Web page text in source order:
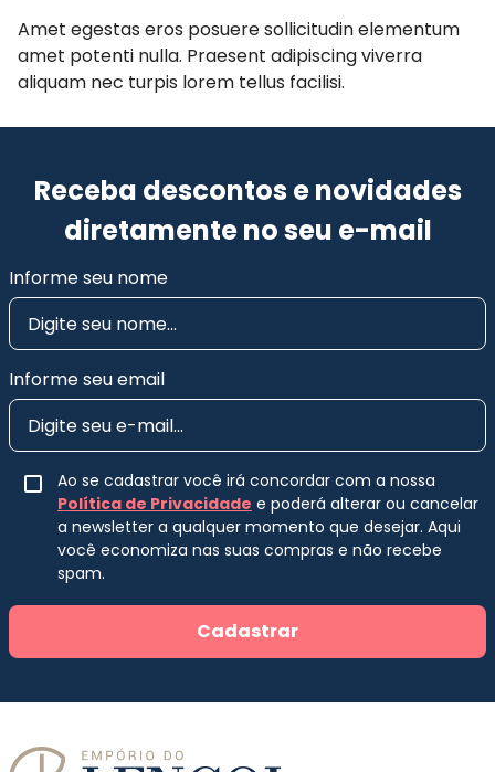
Amet egestas eros posuere sollicitudin elementum
amet potenti nulla. Praesent adipiscing viverra
aliquam nec turpis lorem tellus facilisi.
Receba descontos e novidades
diretamente no seu e-mail
Informe seu nome
Informe seu email
Ao se cadastrar você irá concordar com a nossa
Política de Privacidade e poderá alterar ou cancelar
a newsletter a qualquer momento que desejar. Aqui
você economiza nas suas compras e não recebe
spam.
Cadastrar